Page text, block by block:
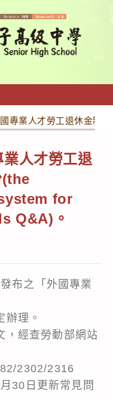
專業人才勞工退休金制
人才勞工退
(the
for
Q&A)。
布之「外國專業
辦理。
，經查勞動部網站
2302/2316
30日更新常見問